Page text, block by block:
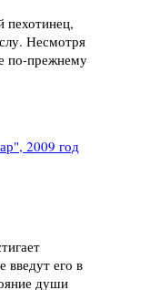
Несмотря
по-прежнему
2009 год
введут его в
души